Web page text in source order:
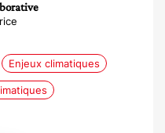
Enjeux climatiques